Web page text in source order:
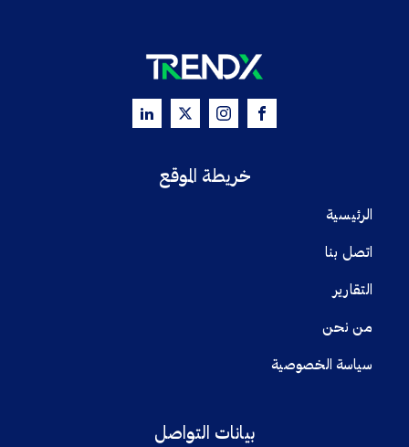
خريطة الموقع
الرئيسية
اتصل بنا
التقارير
من نحن
سياسة الخصوصية
بيانات التواصل